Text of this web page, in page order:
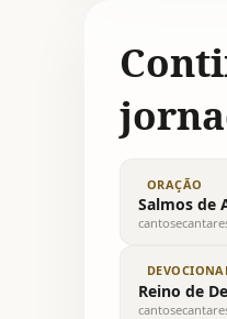
ORAÇÃO
Salmos de
Reino de